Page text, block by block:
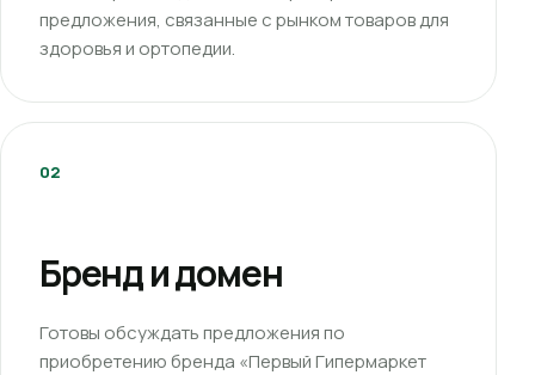
предложения, связанные с рынком товаров для
здоровья и ортопедии.
02
Бренд и домен
Готовы обсуждать предложения по
приобретению бренда «Первый Гипермаркет